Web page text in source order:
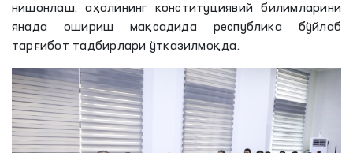
нишонлаш, аҳолининг конституциявий билимларини
янада ошириш мақсадида республика бўйлаб
тарғибот тадбирлари ўтказилмоқда.